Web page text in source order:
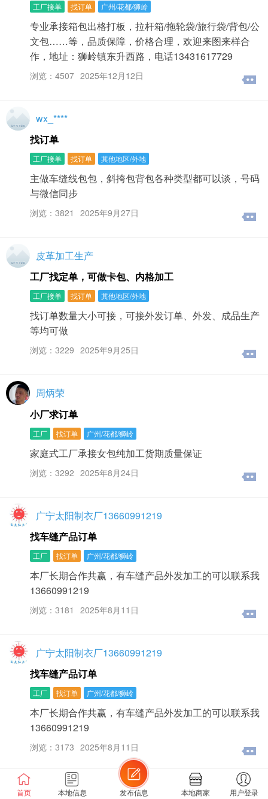
工厂接单 找订单 广州/花都/狮岭
专业承接箱包出格打板，拉杆箱/拖轮袋/旅行袋/背包/公
文包……等，品质保障，价格合理，欢迎来图来样合
作，地址：狮岭镇东升西路，电话13431617729
浏览：4507 2025年12月12日
wx_****
找订单
工厂接单 找订单 其他地区/外地
主做车缝线包包，斜挎包背包各种类型都可以谈，号码
与微信同步
浏览：3821 2025年9月27日
皮革加工生产
工厂找定单，可做卡包、内格加工
工厂接单 找订单 其他地区/外地
找订单数量大小可接，可接外发订单、外发、成品生产
等均可做
浏览：3229 2025年9月25日
周炳荣
小厂求订单
工厂 找订单 广州/花都/狮岭
家庭式工厂承接女包纯加工货期质量保证
浏览：3292 2025年8月24日
广宁太阳制衣厂13660991219
找车缝产品订单
工厂 找订单 广州/花都/狮岭
本厂长期合作共赢，有车缝产品外发加工的可以联系我
13660991219
浏览：3181 2025年8月11日
广宁太阳制衣厂13660991219
找车缝产品订单
工厂 找订单 广州/花都/狮岭
本厂长期合作共赢，有车缝产品外发加工的可以联系我
13660991219
浏览：3173 2025年8月11日
中国&这五年
首页 本地信息 发布信息 本地商家 用户登录